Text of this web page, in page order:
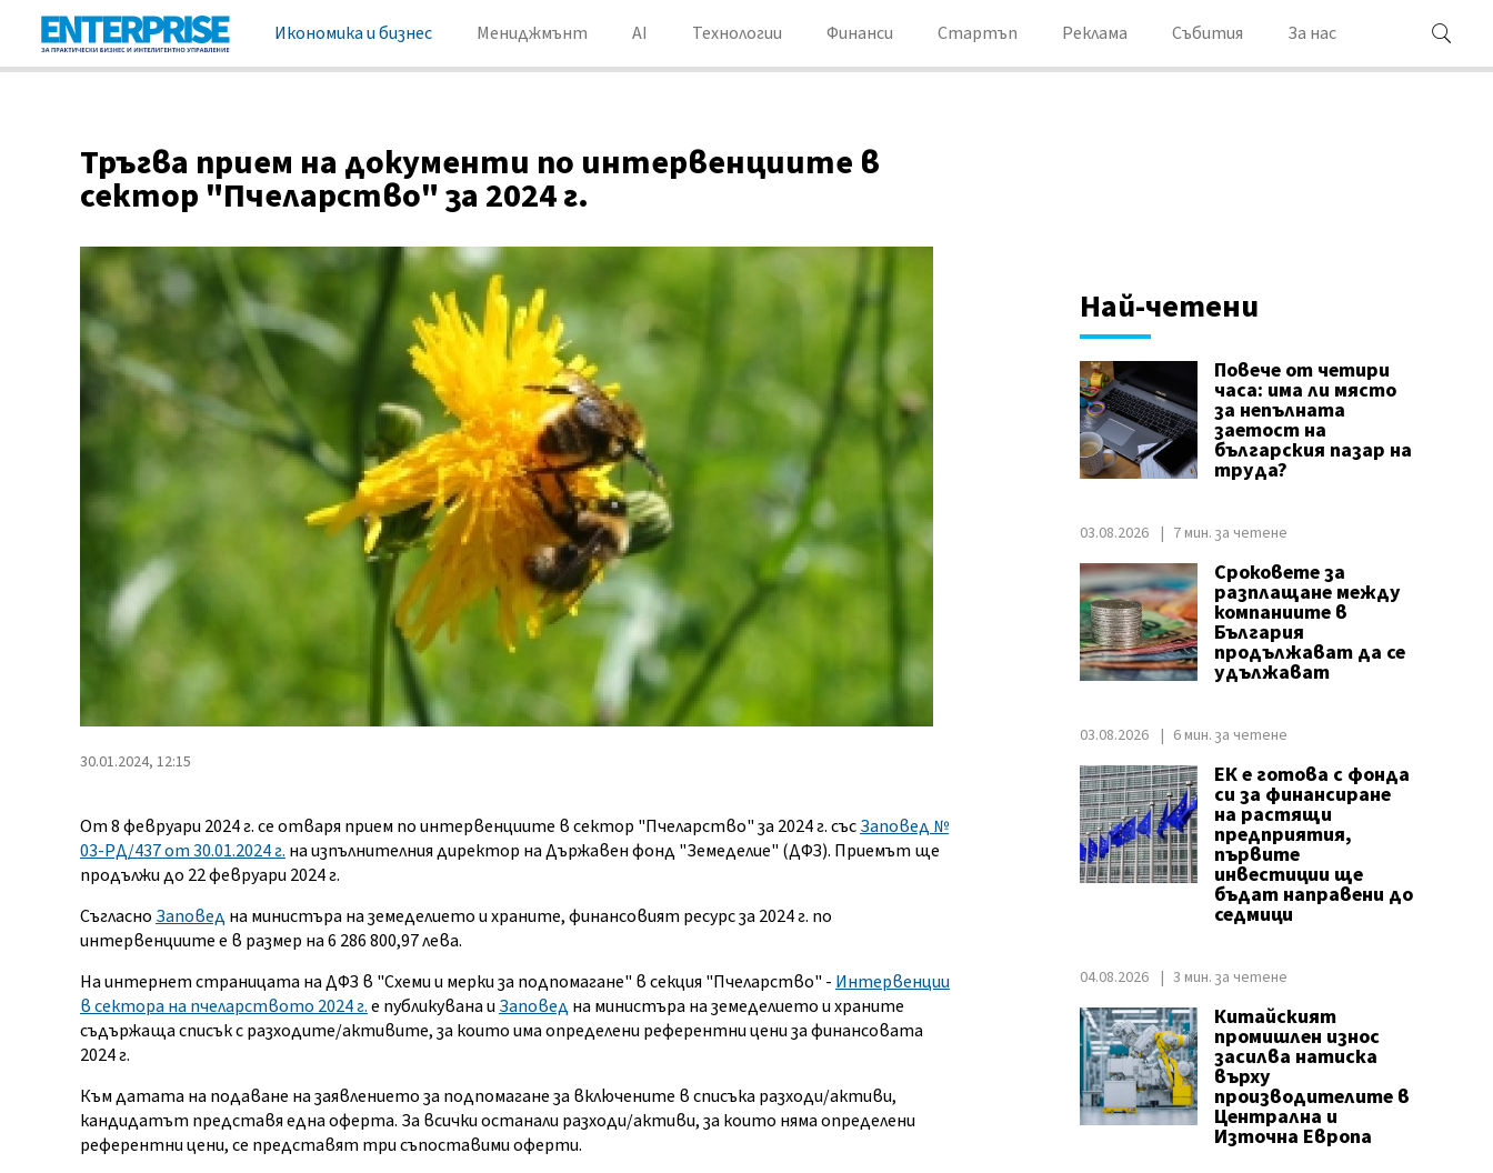
Икономика и бизнес Мениджмънт AI Технологии Финанси Стартъп Реклама Събития За нас
Тръгва прием на документи по интервенциите в
сектор "Пчеларство" за 2024 г.
30.01.2024, 12:15
От 8 февруари 2024 г. се отваря прием по интервенциите в сектор "Пчеларство" за 2024 г. съсЗаповед №
03-РД/437 от 30.01.2024 г. на изпълнителния директор на Държавен фонд "Земеделие" (ДФЗ). Приемът ще
продължи до 22 февруари 2024 г.
Съгласно Заповедна министъра на земеделието и храните, финансовият ресурс за 2024 г. по
интервенциите е в размер на 6 286 800,97 лева.
На интернет страницата на ДФЗ в "Схеми и мерки за подпомагане" в секция "Пчеларство" - Интервенции
в сектора на пчеларството 2024 г.е публикувана иЗаповедна министъра на земеделието и храните
съдържаща списък с разходите/активите, за които има определени референтни цени за финансовата
2024 г.
Към датата на подаване на заявлението за подпомагане за включените в списъка разходи/активи,
кандидатът представя една оферта. За всички останали разходи/активи, за които няма определени
референтни цени, се представят три съпоставими оферти.
Най-четени
Повече от четири
часа: има ли място
за непълната
заетост на
българския пазар на
труда?
03.08.2026 7 мин. за четене
Сроковете за
разплащане между
компаниите в
България
продължават да се
удължават
03.08.2026 6 мин. за четене
ЕК е готова с фонда
си за финансиране
на растящи
предприятия,
първите
инвестиции ще
бъдат направени до
седмици
04.08.2026 3 мин. за четене
Китайският
промишлен износ
засилва натиска
върху
производителите в
Централна и
Източна Европа